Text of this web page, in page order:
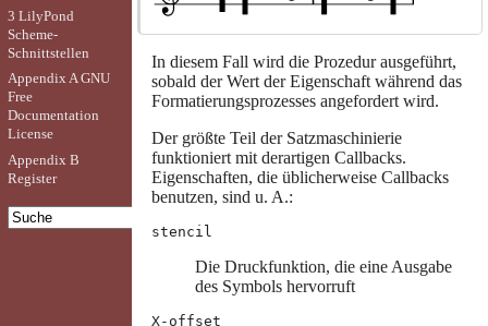
In diesem Fall wird die Prozedur ausgeführt,
sobald der Wert der Eigenschaft während das
Formatierungsprozesses angefordert wird.
Der größte Teil der Satzmaschinierie
funktioniert mit derartigen Callbacks.
Eigenschaften, die üblicherweise Callbacks
benutzen, sind u. A.:
stencil
Die Druckfunktion, die eine Ausgabe
des Symbols hervorruft
X-offset
3 LilyPond
Scheme-
Schnittstellen
Appendix A GNU
Free
Documentation
License
Appendix B
Register